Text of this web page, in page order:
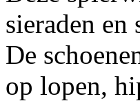
sieraden
De
op lopen,